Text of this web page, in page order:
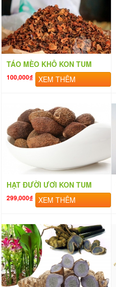
TÁO MÈO KHÔ KON TUM
100,000₫ XEM THÊM
HẠT ĐƯỜI ƯƠI KON TUM
299,000₫ XEM THÊM